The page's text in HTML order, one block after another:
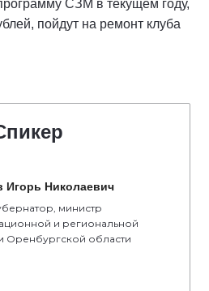
СЗМ в текущем году,
пойдут на ремонт клуба
Игорь Николаевич
министр
и региональной
Оренбургской области